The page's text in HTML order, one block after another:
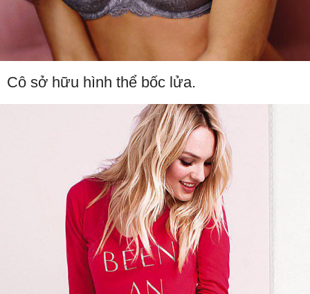
Cô sở hữu hình thể bốc lửa.